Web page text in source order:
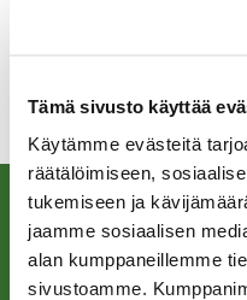
Tämä sivusto käyttää
Käytämme evästeitä
räätälöimiseen,
tukemiseen ja
jaamme sosiaalisen
alan kumppaneillemme
sivustoamme.
Jo tässä vaiheessa